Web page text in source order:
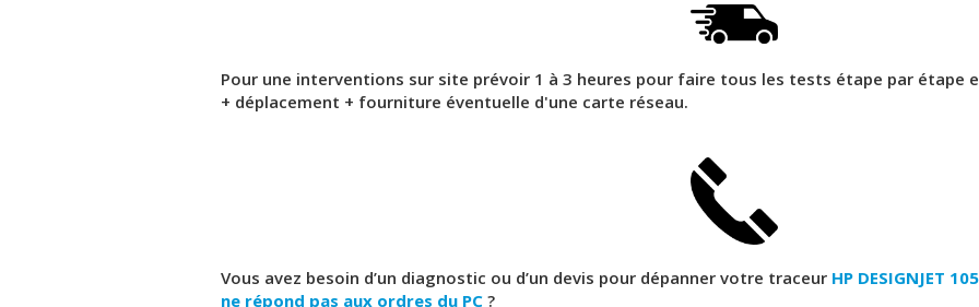
Pour une interventions sur site prévoir 1 à 3 heures pour faire tous les tests étape par étape
+ déplacement + fourniture éventuelle d'une carte réseau.
Vous avez besoin d’un diagnostic ou d’un devis pour dépanner votre traceur HP DESIGNJET
ne répond pas aux ordres du PC?